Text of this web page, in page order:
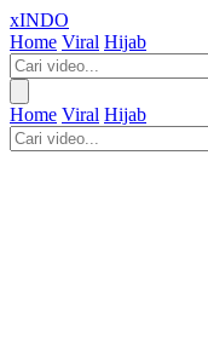
xINDO
Home Viral Hijab
Home Viral Hijab